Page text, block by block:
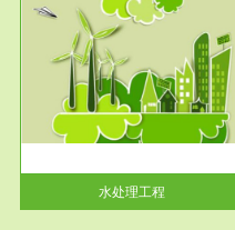
水处理工程
服务范围
园区环保管家
2016 年 4 月，环保部下发《
于积极发挥环境保护作用促进
给侧结...